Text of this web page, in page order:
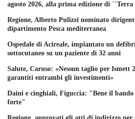
agosto 2026, alla prima edizione di ´´Terra
Regione, Alberto Pulizzi nominato
dipartimento Pesca mediterranea
Ospedale di Acireale, impiantato un
sottocutaneo su un paziente di 32 anni
Salute, Caruso: «Nessun taglio per Ismett
garantiti entrambi gli investimenti»
Daini e cinghiali, Figuccia: "Bene il bando
forte"